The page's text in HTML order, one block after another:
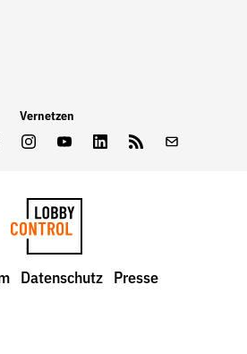
Vernetzen
BlueskyInstagram
YoutubeLinkedInFeed
Datenschutz Presse